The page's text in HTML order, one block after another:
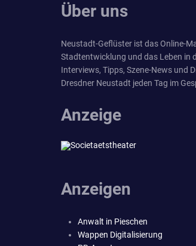
Über uns
Neustadt-Geflüster ist das Online-
Stadtentwicklung und das Leben in
Interviews, Tipps, Szene-News und
Dresdner Neustadt jeden Tag im
Anzeige
Anzeigen
Anwalt in Pieschen
Wappen Digitalisierung